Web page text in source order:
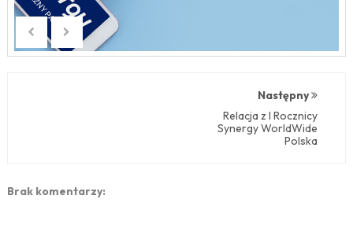
Następny
Relacja z I Rocznicy
Synergy WorldWide
Polska
Brak komentarzy: